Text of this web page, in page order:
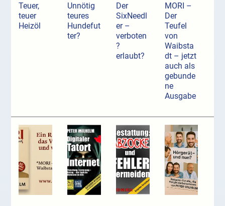
Teuer,
teuer
Heizöl
Unnötig
teures
Hundefut
ter?
Der
SixNeedl
er –
verboten
?
erlaubt?
MORI –
Der
Teufel
von
Waibsta
dt – jetzt
auch als
gebunde
ne
Ausgabe